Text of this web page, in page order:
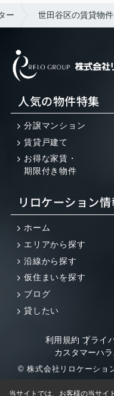
ー 世田谷区の賃貸物
人気の物件特集
分譲マンション
賃貸戸建て
お得な家賃・
期限付き物件
リロケーション
ホーム
エリアから探す
沿線から探す
仮住まいを探す
ブログ
貸したい
利用規約 プライ
カスタマーハ
© 株式会社リロケーショ
当サイトでは、お客様の当サイ